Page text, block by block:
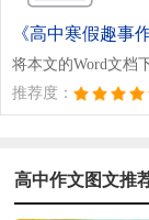
《高中寒假趣事
将本文的Word文档
推荐度：
高中作文图文推